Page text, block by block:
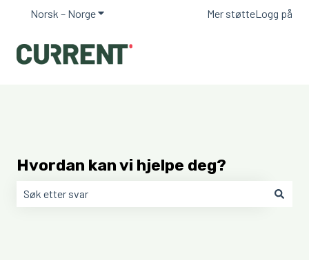
Norsk – NorgeVis undermeny for oversettelser
Mer støtteLogg på
Hvordan kan vi hjelpe deg?